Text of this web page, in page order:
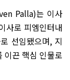
Palla)는 이사
사로 피엠인터내
선임됐으며, 지
이끈 핵심 인물로